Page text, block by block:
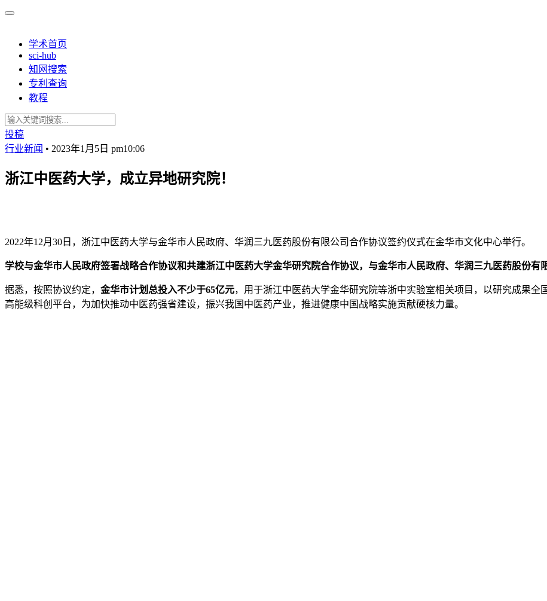
学术首页
sci-hub
知网搜索
专利查询
教程
投稿
行业新闻 • 2023年1月5日 pm10:06
浙江中医药大学，成立异地研究院！
2022年12月30日，浙江中医药大学与金华市人民政府、华润三九医药股份有限公司合作协议签约仪式在金华市文化中心举行。
学校与金华市人民政府签署战略合作协议和共建浙江中医药大学金华研究院合作协议，与金华市人民政府、华润三九医药股份有
据悉，按照协议约定， 金华市计划总投入不少于65亿元，用于浙江中医药大学金华研究院等浙中实验室相关项目，以研究成果
高能级科创平台，为加快推动中医药强省建设，振兴我国中医药产业，推进健康中国战略实施贡献硬核力量。